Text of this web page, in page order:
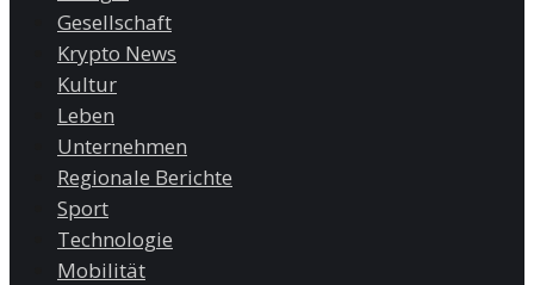
Gesellschaft
Krypto News
Kultur
Leben
Unternehmen
Regionale Berichte
Sport
Technologie
Mobilität